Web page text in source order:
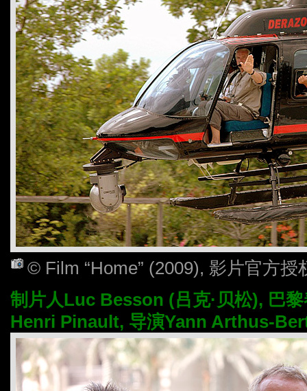
© Film “Home” (2009), 影片官方授
制片人Luc Besson (吕克·贝松), 巴
Henri Pinault, 导演Yann Arthus-